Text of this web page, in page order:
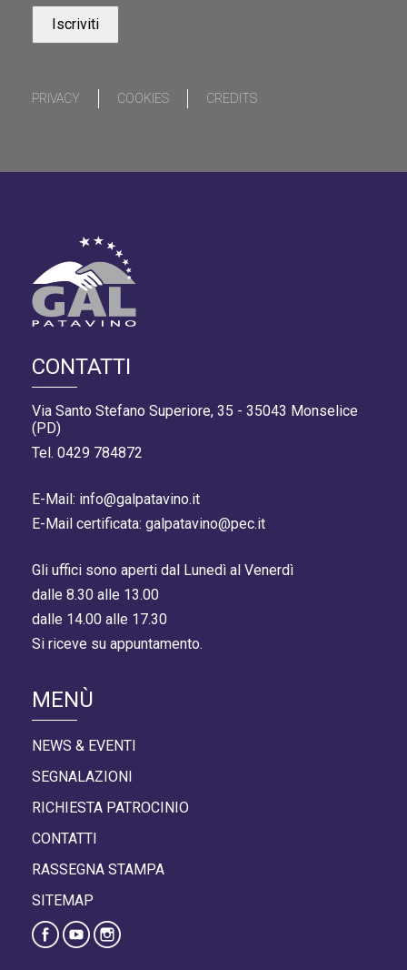
CONTATTI
Via Santo Stefano Superiore, 35 - 35043 Monselice
(PD)
Tel. 0429 784872
E-Mail: info@galpatavino.it
E-Mail certificata: galpatavino@pec.it
Gli uffici sono aperti dal Lunedì al Venerdì
dalle 8.30 alle 13.00
dalle 14.00 alle 17.30
Si riceve su appuntamento.
MENÙ
NEWS & EVENTI
SEGNALAZIONI
RICHIESTA PATROCINIO
CONTATTI
RASSEGNA STAMPA
SITEMAP
PRIVACY COOKIES CREDITS